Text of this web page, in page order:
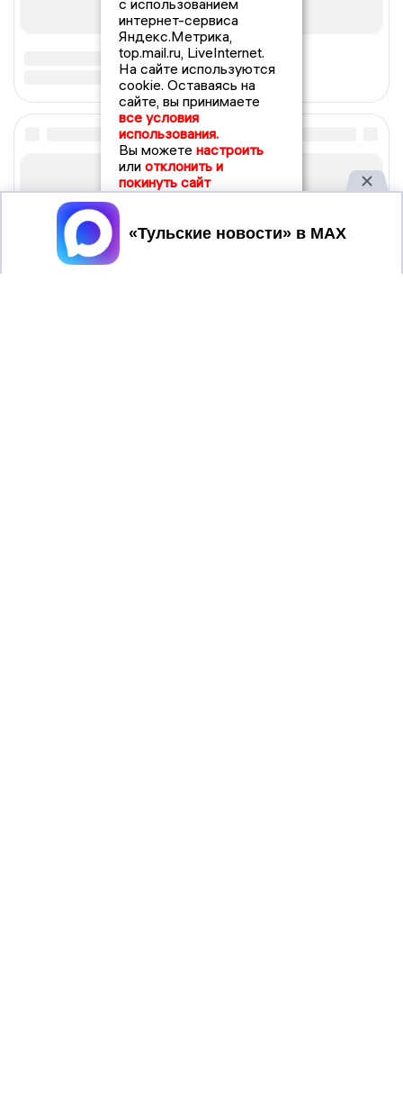
с использованием
интернет-сервиса
Яндекс.Метрика,
top.mail.ru, LiveInternet.
На сайте используются
cookie. Оставаясь на
сайте, вы принимаете
все условия
использования.
Вы можете настроить
или отклонить и
покинуть сайт
Принять